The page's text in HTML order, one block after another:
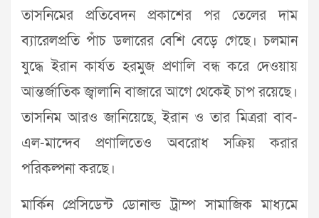
তাসনিমের প্রতিবেদন প্রকাশের পর তেলের দাম
ব্যারেলপ্রতি পাঁচ ডলারের বেশি বেড়ে গেছে। চলমান
যুদ্ধে ইরান কার্যত হরমুজ প্রণালি বন্ধ করে দেওয়ায়
আন্তর্জাতিক জ্বালানি বাজারে আগে থেকেই চাপ রয়েছে।
তাসনিম আরও জানিয়েছে, ইরান ও তার মিত্ররা বাব-
এল-মান্দেব প্রণালিতেও অবরোধ সক্রিয় করার
পরিকল্পনা করছে।
মার্কিন প্রেসিডেন্ট ডোনাল্ড ট্রাম্প সামাজিক মাধ্যমে